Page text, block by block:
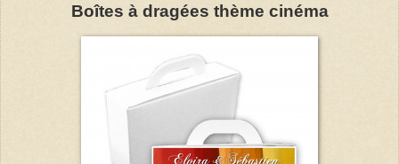
Boîtes à dragées thème cinéma